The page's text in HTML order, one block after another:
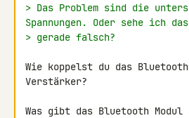
> Das Problem sind die
Spannungen. Oder sehe ich das
> gerade falsch?
Wie koppelst du das
Verstärker?
Was gibt das Bluetooth